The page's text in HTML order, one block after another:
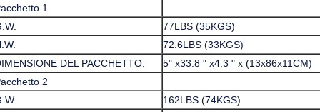
1
77LBS (35KGS)
72.6LBS (33KGS)
DEL PACCHETTO:
5" x33.8 " x4.3 " x (13x86x11CM)
2
162LBS (74KGS)